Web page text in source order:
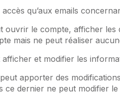
accès qu’aux emails
ouvrir le compte, afficher les
mais ne peut réaliser
afficher et modifier les
peut apporter des
dernier ne peut modifier le